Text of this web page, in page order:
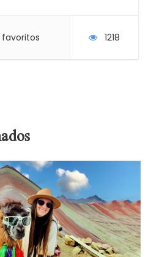
favoritos 1218
Pisaq, Ollantaytambo y
el destino).
buffet opcional 20.00